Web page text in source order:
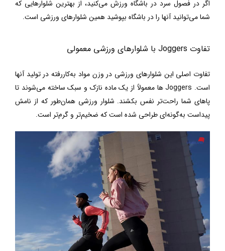
اگر در فصول سرد در باشگاه ورزش می‌کنید، از بهترین شلوارهایی که
شما می‌توانید آنها را در باشگاه بپوشید همین شلوارهای ورزشی است.
تفاوت Joggers با شلوارهای ورزشی معمولی
تفاوت اصلی این شلوارهای ورزشی در وزن مواد به‌کاررفته در تولید آنها
است. Joggersها معمولاً از یک ماده نازک و سبک ساخته می‌شوند تا
پاهای شما راحت‌تر نفس بکشند. شلوار ورزشی همان‌طور که از نامش
پیداست به‌گونه‌ای طراحی شده است که ضخیم‌تر و گرم‌تر است.